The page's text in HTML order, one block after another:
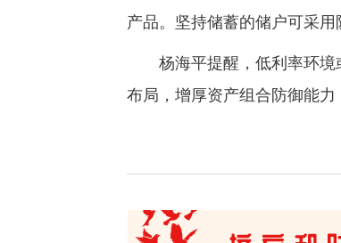
产品。坚持储蓄的储户可采用
杨海平提醒，低利率环境
布局，增厚资产组合防御能力